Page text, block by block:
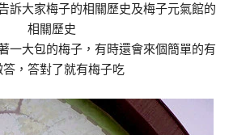
訴大家梅子的相關歷史及梅子元氣館的
相關歷史
一大包的梅子，有時還會來個簡單的有
答，答對了就有梅子吃